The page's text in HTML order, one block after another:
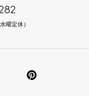
曜定休）